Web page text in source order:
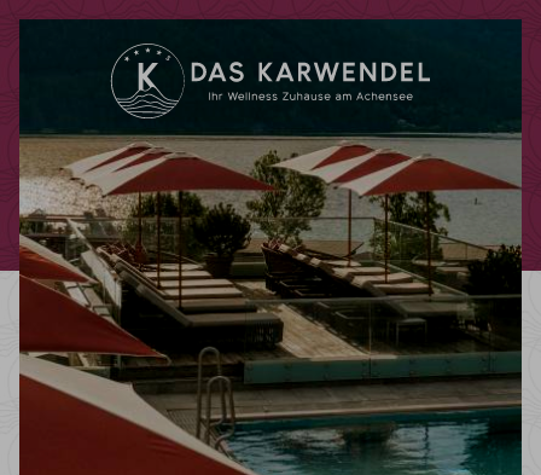
Codes einlösen
Hier können Sie Ihre Aktionscodes
oder Gutscheine einlösen.
Aktuell akzeptieren wir folgende
Codes:
Bonuscode
Gutscheine